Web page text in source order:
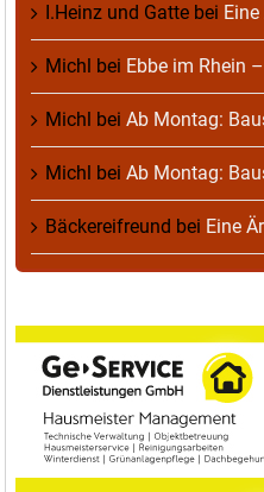
I.Heinz und Gatte bei
Michl bei Ebbe im Rhein
Michl bei Ab Montag:
Michl bei Ab Montag:
Bäckereifreund bei Eine